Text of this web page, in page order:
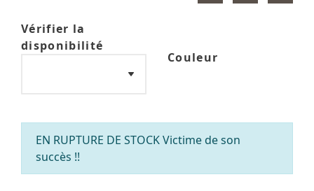
Vérifier la
disponibilité
Couleur
EN RUPTURE DE STOCK Victime de son
succès !!